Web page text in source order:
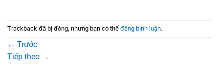
Trackback đã bị đóng, nhưng bạn có thể đăng bình luận.
← Trước
Tiếp theo →